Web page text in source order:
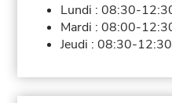
Lundi :08:30-
Mardi :08:00-
Jeudi :08:30-12:30